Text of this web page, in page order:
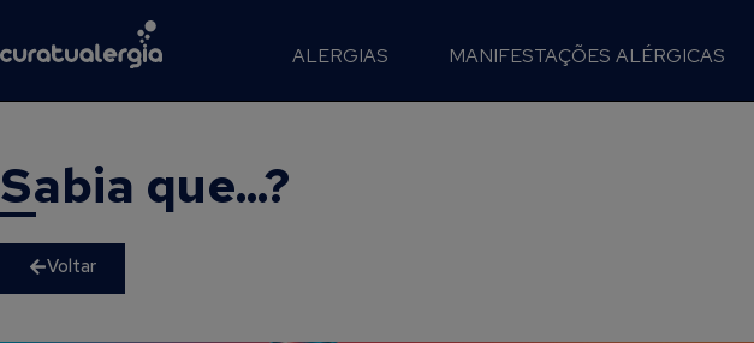
ALERGIAS MANIFESTAÇÕES ALÉRGICAS
Sabia que...?
Voltar